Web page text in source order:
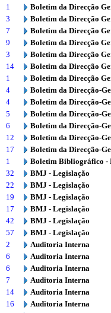
1
Boletim da Direcção
3
Boletim da Direcção
7
Boletim da Direcção
9
Boletim da Direcção
3
Boletim da Direcção
14
Boletim da Direcção
1
Boletim da Direcção
4
Boletim da Direcção-
4
Boletim da Direcção-
5
Boletim da Direcção-
6
Boletim da Direcção-
12
Boletim da Direcção-
17
Boletim da Direcção-
1
Boletim Bibliográfico -
32
BMJ - Legislação
22
BMJ - Legislação
19
BMJ - Legislação
17
BMJ - Legislação
42
BMJ - Legislação
57
BMJ - Legislação
2
Auditoria Interna
6
Auditoria Interna
6
Auditoria Interna
7
Auditoria Interna
14
Auditoria Interna
16
Auditoria Interna